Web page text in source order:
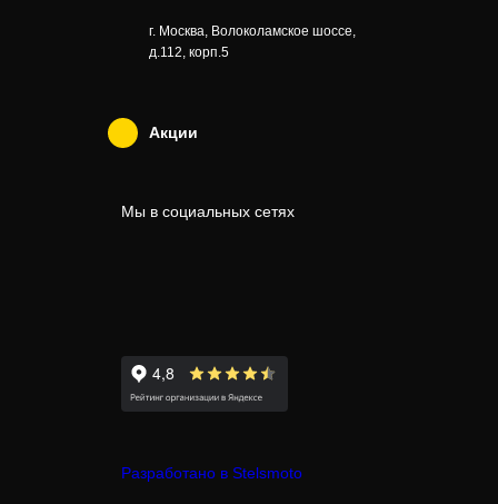
г. Москва, Волоколамское шоссе,
д.112, корп.5
Акции
Мы в социальных сетях
Разработано в Stelsmoto